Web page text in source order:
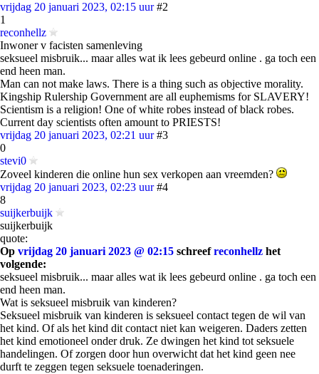
vrijdag 20 januari 2023, 02:15 uur #2
1
reconhellz
Inwoner v facisten samenleving
seksueel misbruik... maar alles wat ik lees gebeurd online . ga toch een
end heen man.
Man can not make laws. There is a thing such as objective morality.
Kingship Rulership Government are all euphemisms for SLAVERY!
Scientism is a religion! One of white robes instead of black robes.
Current day scientists often amount to PRIESTS!
vrijdag 20 januari 2023, 02:21 uur #3
0
stevi0
Zoveel kinderen die online hun sex verkopen aan vreemden?
vrijdag 20 januari 2023, 02:23 uur #4
8
suijkerbuijk
suijkerbuijk
quote:
Op vrijdag 20 januari 2023 @ 02:15 schreefreconhellz het
volgende:
seksueel misbruik... maar alles wat ik lees gebeurd online . ga toch een
end heen man.
Wat is seksueel misbruik van kinderen?
Seksueel misbruik van kinderen is seksueel contact tegen de wil van
het kind. Of als het kind dit contact niet kan weigeren. Daders zetten
het kind emotioneel onder druk. Ze dwingen het kind tot seksuele
handelingen. Of zorgen door hun overwicht dat het kind geen nee
durft te zeggen tegen seksuele toenaderingen.